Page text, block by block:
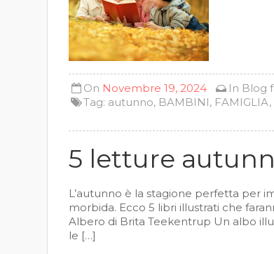
On Novembre 19, 2024 In Blog
Tag: autunno, BAMBINI, FAMIGLIA,
5 letture
L’autunno è la stagione perfetta per
morbida. Ecco 5 libri illustrati che
Albero di Brita Teekentrup Un albo
le […]